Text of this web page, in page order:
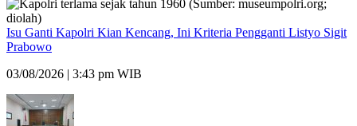
Isu Ganti Kapolri Kian Kencang, Ini Kriteria Pengganti Listyo Sigit
Prabowo
03/08/2026 | 3:43 pm WIB